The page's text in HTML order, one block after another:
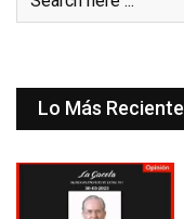
Lo Más Reciente